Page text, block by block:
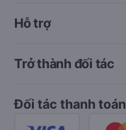
Hỗ trợ
Trở thành đối tác
Đối tác thanh toán